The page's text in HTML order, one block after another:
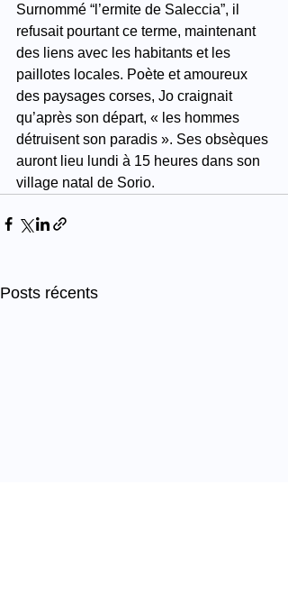
Surnommé “l’ermite de Saleccia”, il
refusait pourtant ce terme, maintenant
des liens avec les habitants et les
paillotes locales. Poète et amoureux
des paysages corses, Jo craignait
qu’après son départ, « les hommes
détruisent son paradis ». Ses obsèques
auront lieu lundi à 15 heures dans son
village natal de Sorio.
Posts récents